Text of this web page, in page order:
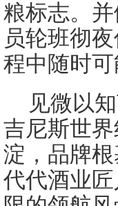
粮标志。
员轮班彻
程中随时
见微以
吉尼斯世
淀，品牌
代代酒业